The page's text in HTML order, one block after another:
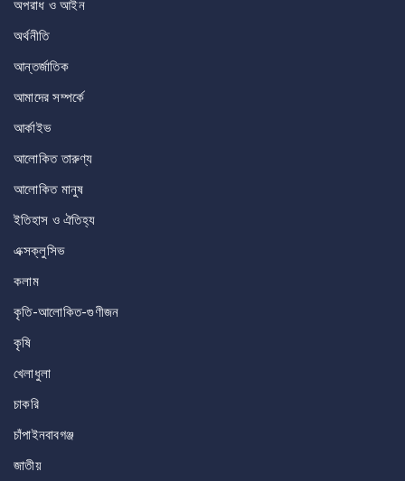
অপরাধ ও আইন
অর্থনীতি
আন্তর্জাতিক
আমাদের সম্পর্কে
আর্কাইভ
আলোকিত তারুণ্য
আলোকিত মানুষ
ইতিহাস ও ঐতিহ্য
এক্সক্লুসিভ
কলাম
কৃতি-আলোকিত-গুণীজন
কৃষি
খেলাধুলা
চাকরি
চাঁপাইনবাবগঞ্জ
জাতীয়